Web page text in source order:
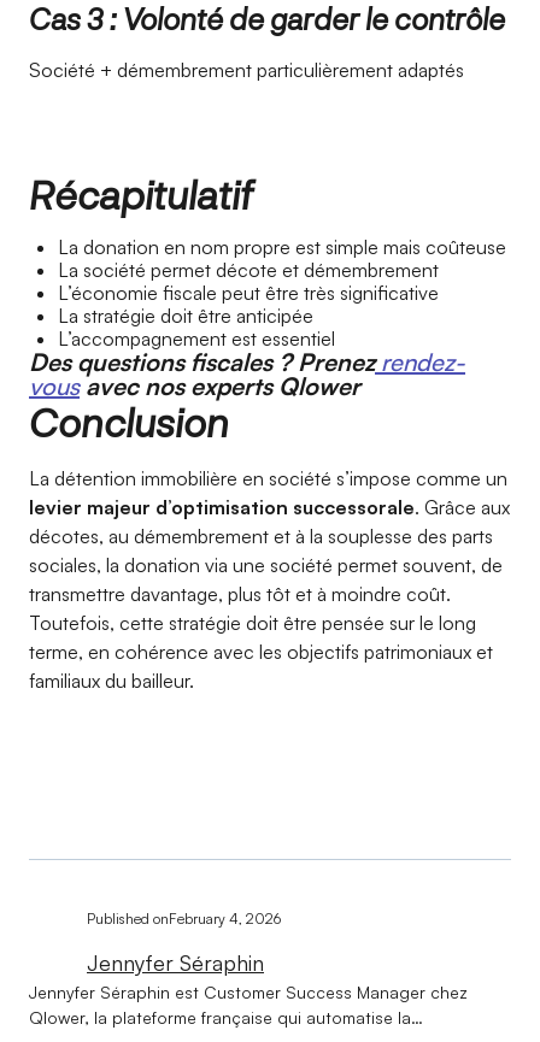
Cas 3 : Volonté de garder le contrôle
Société + démembrement particulièrement adaptés
Récapitulatif
La donation en nom propre est simple mais coûteuse
La société permet décote et démembrement
L’économie fiscale peut être très significative
La stratégie doit être anticipée
L’accompagnement est essentiel
Des questions fiscales ? Prenezrendez-
vousavec nos experts Qlower
Conclusion
La détention immobilière en société s’impose comme un
levier majeur d’optimisation successorale. Grâce aux
décotes, au démembrement et à la souplesse des parts
sociales, la donation via une société permet souvent, de
transmettre davantage, plus tôt et à moindre coût.
Toutefois, cette stratégie doit être pensée sur le long
terme, en cohérence avec les objectifs patrimoniaux et
familiaux du bailleur.
Published onFebruary 4, 2026
Jennyfer Séraphin
Jennyfer Séraphin est Customer Success Manager chez
Qlower, la plateforme française qui automatise la